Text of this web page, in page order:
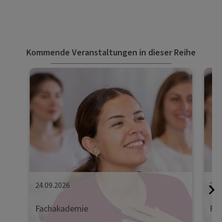
Kommende Veranstaltungen in dieser Reihe
24.09.2026
Fachakademie